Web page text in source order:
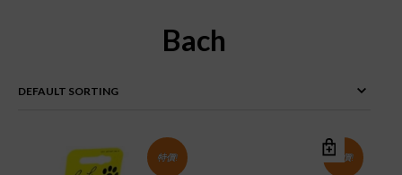
Bach
特價! 特價!